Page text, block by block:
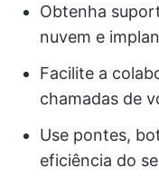
Obtenha
nuvem e
Facilite a
chamadas de
Use pontes,
eficiência do